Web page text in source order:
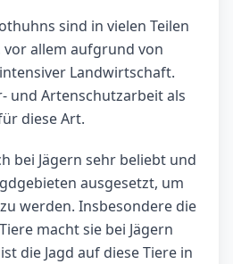
sind in vielen Teilen
allem aufgrund von
Landwirtschaft.
und Artenschutzarbeit als
diese Art.
bei Jägern sehr beliebt und
ausgesetzt, um
werden. Insbesondere die
macht sie bei Jägern
die Jagd auf diese Tiere in